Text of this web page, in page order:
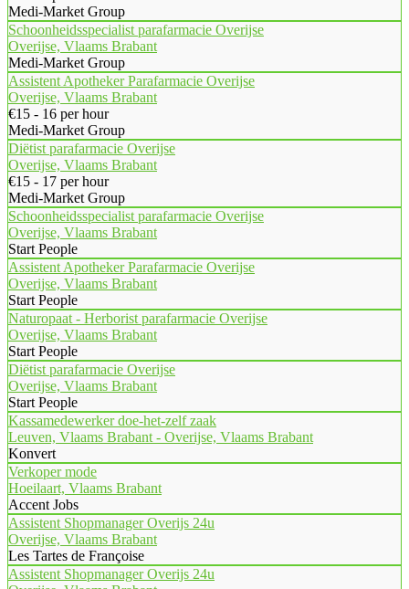
Medi-Market Group
Schoonheidsspecialist parafarmacie Overijse
Overijse, Vlaams Brabant
Medi-Market Group
Assistent Apotheker Parafarmacie Overijse
Overijse, Vlaams Brabant
€15 - 16 per hour
Medi-Market Group
Diëtist parafarmacie Overijse
Overijse, Vlaams Brabant
€15 - 17 per hour
Medi-Market Group
Schoonheidsspecialist parafarmacie Overijse
Overijse, Vlaams Brabant
Start People
Assistent Apotheker Parafarmacie Overijse
Overijse, Vlaams Brabant
Start People
Naturopaat - Herborist parafarmacie Overijse
Overijse, Vlaams Brabant
Start People
Diëtist parafarmacie Overijse
Overijse, Vlaams Brabant
Start People
Kassamedewerker doe-het-zelf zaak
Leuven, Vlaams Brabant - Overijse, Vlaams Brabant
Konvert
Verkoper mode
Hoeilaart, Vlaams Brabant
Accent Jobs
Assistent Shopmanager Overijs 24u
Overijse, Vlaams Brabant
Les Tartes de Françoise
Assistent Shopmanager Overijs 24u